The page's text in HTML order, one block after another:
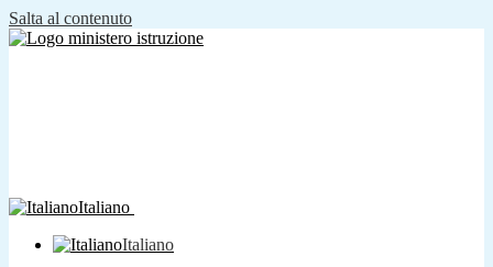
Salta al contenuto
Italiano
Italiano